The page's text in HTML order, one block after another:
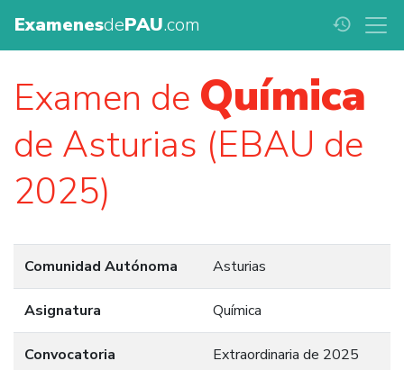
ExamenesdePAU.com history
Examen de Química
de Asturias (EBAU de
2025)
Comunidad Autónoma Asturias
Asignatura Química
Convocatoria Extraordinaria de 2025